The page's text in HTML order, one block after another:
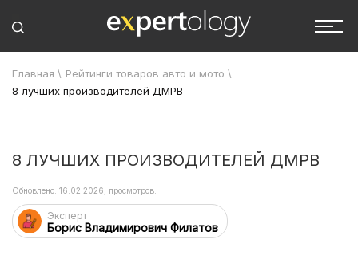
Главная \ Рейтинги товаров авто и мото \
8 лучших производителей ДМРВ
8 ЛУЧШИХ ПРОИЗВОДИТЕЛЕЙ ДМРВ
Эксперт
Борис Владимирович Филатов
Обновлено: 16.02.2026, просмотров: